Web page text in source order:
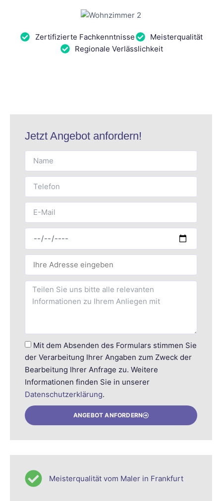
Zertifizierte Fachkenntnisse
Meisterqualität
Regionale Verlässlichkeit
Jetzt Angebot anfordern!
Mit dem Absenden des Formulars stimmen Sie
der Verarbeitung Ihrer Angaben zum Zweck der
Bearbeitung Ihrer Anfrage zu. Weitere
Informationen finden Sie in unserer
Datenschutzerklärung.
ANGEBOT ANFORDERN
Meisterqualität vom Maler in Frankfurt